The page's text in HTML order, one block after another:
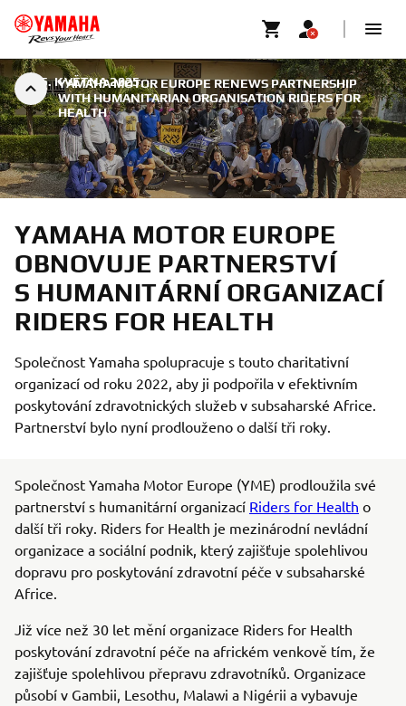
YAMAHA MOTOR EUROPE RENEWS PARTNERSHIP
WITH HUMANITARIAN ORGANISATION RIDERS FOR
HEALTH
25. KVĚTNA 2025
YAMAHA MOTOR EUROPE
OBNOVUJE PARTNERSTVÍ
S HUMANITÁRNÍ ORGANIZACÍ
RIDERS FOR HEALTH
Společnost Yamaha spolupracuje s touto charitativní
organizací od roku 2022, aby ji podpořila v efektivním
poskytování zdravotnických služeb v subsaharské Africe.
Partnerství bylo nyní prodlouženo o další tři roky.
Společnost Yamaha Motor Europe (YME) prodloužila své
partnerství s humanitární organizací Riders for Health o
další tři roky. Riders for Health je mezinárodní nevládní
organizace a sociální podnik, který zajišťuje spolehlivou
dopravu pro poskytování zdravotní péče v subsaharské
Africe.
Již více než 30 let mění organizace Riders for Health
poskytování zdravotní péče na africkém venkově tím, že
zajišťuje spolehlivou přepravu zdravotníků. Organizace
působí v Gambii, Lesothu, Malawi a Nigérii a vybavuje